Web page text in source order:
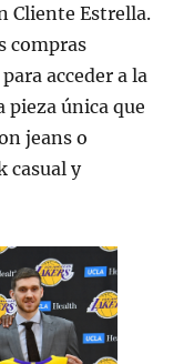
Cliente Estrella.
compras
acceder a la
pieza única que
jeans o
casual y